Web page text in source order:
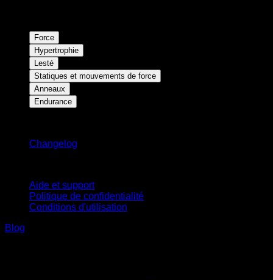
Force
Hypertrophie
Lesté
Statiques et mouvements de force
Anneaux
Endurance
Changelog
Aide et support
Politique de confidentialité
Conditions d'utilisation
Blog